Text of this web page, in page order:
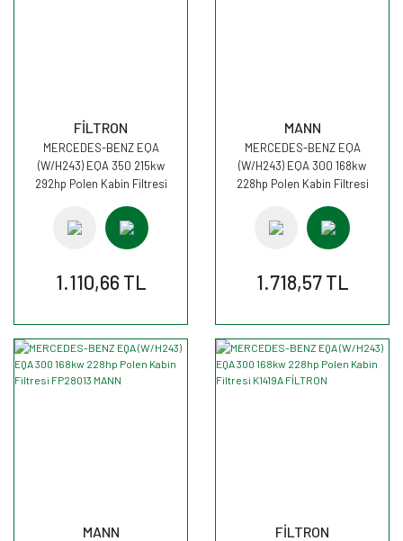
FİLTRON
MERCEDES-BENZ EQA
(W/H243) EQA 350 215kw
292hp Polen Kabin Filtresi
1.110,66 TL
MANN
MERCEDES-BENZ EQA
(W/H243) EQA 300 168kw
228hp Polen Kabin Filtresi
1.718,57 TL
MANN FİLTRON